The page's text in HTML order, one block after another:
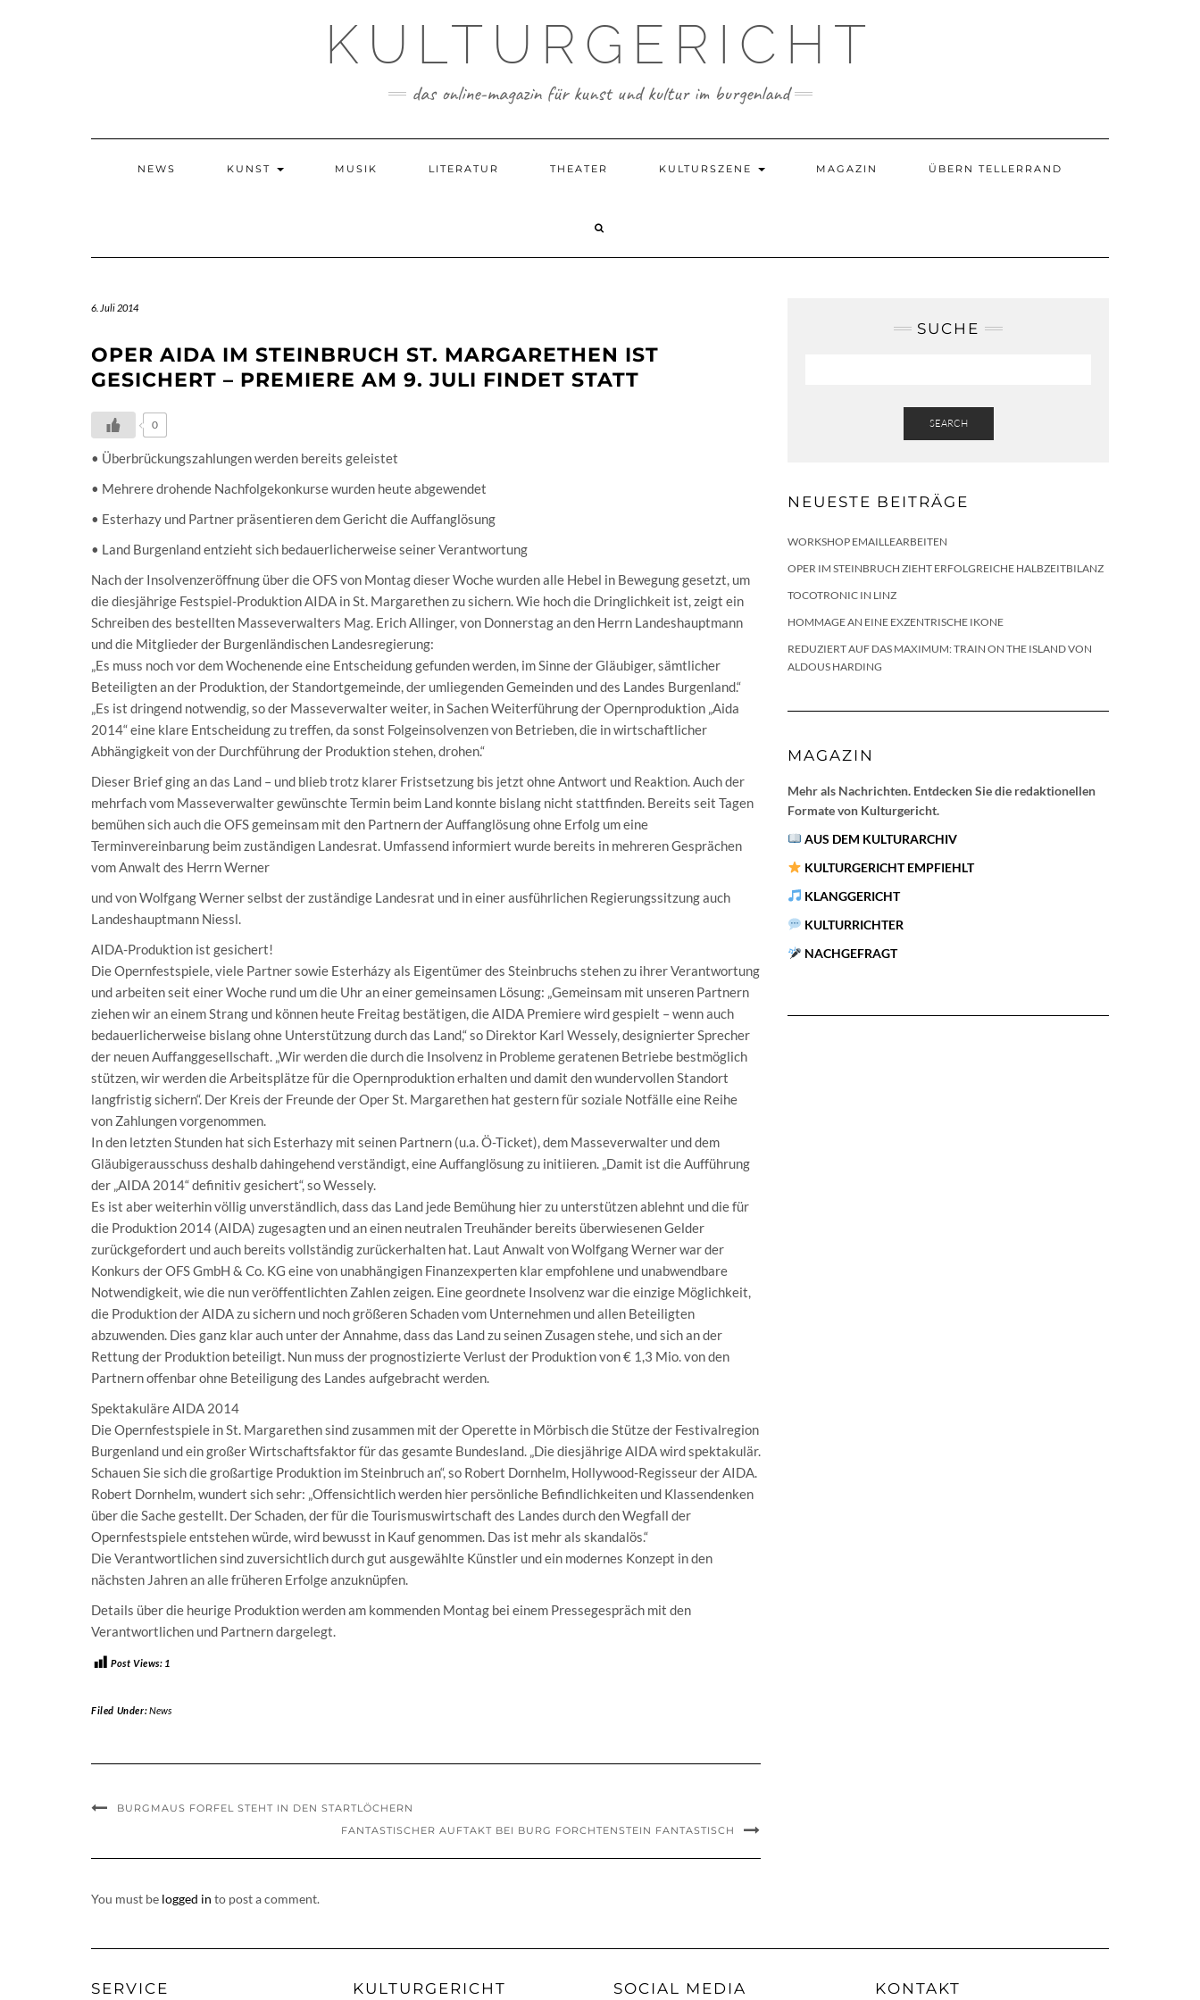
KULTURGERICHT
das online-magazin für kunst und kultur im burgenland
NEWS KUNST MUSIK LITERATUR THEATER KULTURSZENE MAGAZIN ÜBERN TELLERRAND
6. Juli 2014
OPER AIDA IM STEINBRUCH ST. MARGARETHEN IST
GESICHERT – PREMIERE AM 9. JULI FINDET STATT
0
• Überbrückungszahlungen werden bereits geleistet
• Mehrere drohende Nachfolgekonkurse wurden heute abgewendet
• Esterhazy und Partner präsentieren dem Gericht die Auffanglösung
• Land Burgenland entzieht sich bedauerlicherweise seiner Verantwortung
Nach der Insolvenzeröffnung über die OFS von Montag dieser Woche wurden alle Hebel in Bewegung gesetzt, um
die diesjährige Festspiel-Produktion AIDA in St. Margarethen zu sichern. Wie hoch die Dringlichkeit ist, zeigt ein
Schreiben des bestellten Masseverwalters Mag. Erich Allinger, von Donnerstag an den Herrn Landeshauptmann
und die Mitglieder der Burgenländischen Landesregierung:
„Es muss noch vor dem Wochenende eine Entscheidung gefunden werden, im Sinne der Gläubiger, sämtlicher
Beteiligten an der Produktion, der Standortgemeinde, der umliegenden Gemeinden und des Landes Burgenland.“
„Es ist dringend notwendig, so der Masseverwalter weiter, in Sachen Weiterführung der Opernproduktion „Aida
2014“ eine klare Entscheidung zu treffen, da sonst Folgeinsolvenzen von Betrieben, die in wirtschaftlicher
Abhängigkeit von der Durchführung der Produktion stehen, drohen.“
Dieser Brief ging an das Land – und blieb trotz klarer Fristsetzung bis jetzt ohne Antwort und Reaktion. Auch der
mehrfach vom Masseverwalter gewünschte Termin beim Land konnte bislang nicht stattfinden. Bereits seit Tagen
bemühen sich auch die OFS gemeinsam mit den Partnern der Auffanglösung ohne Erfolg um eine
Terminvereinbarung beim zuständigen Landesrat. Umfassend informiert wurde bereits in mehreren Gesprächen
vom Anwalt des Herrn Werner
und von Wolfgang Werner selbst der zuständige Landesrat und in einer ausführlichen Regierungssitzung auch
Landeshauptmann Niessl.
AIDA-Produktion ist gesichert!
Die Opernfestspiele, viele Partner sowie Esterházy als Eigentümer des Steinbruchs stehen zu ihrer Verantwortung
und arbeiten seit einer Woche rund um die Uhr an einer gemeinsamen Lösung: „Gemeinsam mit unseren Partnern
ziehen wir an einem Strang und können heute Freitag bestätigen, die AIDA Premiere wird gespielt – wenn auch
bedauerlicherweise bislang ohne Unterstützung durch das Land,“ so Direktor Karl Wessely, designierter Sprecher
der neuen Auffanggesellschaft. „Wir werden die durch die Insolvenz in Probleme geratenen Betriebe bestmöglich
stützen, wir werden die Arbeitsplätze für die Opernproduktion erhalten und damit den wundervollen Standort
langfristig sichern“. Der Kreis der Freunde der Oper St. Margarethen hat gestern für soziale Notfälle eine Reihe
von Zahlungen vorgenommen.
In den letzten Stunden hat sich Esterhazy mit seinen Partnern (u.a. Ö-Ticket), dem Masseverwalter und dem
Gläubigerausschuss deshalb dahingehend verständigt, eine Auffanglösung zu initiieren. „Damit ist die Aufführung
der „AIDA 2014“ definitiv gesichert“, so Wessely.
Es ist aber weiterhin völlig unverständlich, dass das Land jede Bemühung hier zu unterstützen ablehnt und die für
die Produktion 2014 (AIDA) zugesagten und an einen neutralen Treuhänder bereits überwiesenen Gelder
zurückgefordert und auch bereits vollständig zurückerhalten hat. Laut Anwalt von Wolfgang Werner war der
Konkurs der OFS GmbH & Co. KG eine von unabhängigen Finanzexperten klar empfohlene und unabwendbare
Notwendigkeit, wie die nun veröffentlichten Zahlen zeigen. Eine geordnete Insolvenz war die einzige Möglichkeit,
die Produktion der AIDA zu sichern und noch größeren Schaden vom Unternehmen und allen Beteiligten
abzuwenden. Dies ganz klar auch unter der Annahme, dass das Land zu seinen Zusagen stehe, und sich an der
Rettung der Produktion beteiligt. Nun muss der prognostizierte Verlust der Produktion von € 1,3 Mio. von den
Partnern offenbar ohne Beteiligung des Landes aufgebracht werden.
Spektakuläre AIDA 2014
Die Opernfestspiele in St. Margarethen sind zusammen mit der Operette in Mörbisch die Stütze der Festivalregion
Burgenland und ein großer Wirtschaftsfaktor für das gesamte Bundesland. „Die diesjährige AIDA wird spektakulär.
Schauen Sie sich die großartige Produktion im Steinbruch an“, so Robert Dornhelm, Hollywood-Regisseur der AIDA.
Robert Dornhelm, wundert sich sehr: „Offensichtlich werden hier persönliche Befindlichkeiten und Klassendenken
über die Sache gestellt. Der Schaden, der für die Tourismuswirtschaft des Landes durch den Wegfall der
Opernfestspiele entstehen würde, wird bewusst in Kauf genommen. Das ist mehr als skandalös.“
Die Verantwortlichen sind zuversichtlich durch gut ausgewählte Künstler und ein modernes Konzept in den
nächsten Jahren an alle früheren Erfolge anzuknüpfen.
Details über die heurige Produktion werden am kommenden Montag bei einem Pressegespräch mit den
Verantwortlichen und Partnern dargelegt.
Post Views: 1
Filed Under:News
BURGMAUS FORFEL STEHT IN DEN STARTLÖCHERN
FANTASTISCHER AUFTAKT BEI BURG FORCHTENSTEIN FANTASTISCH
You must be logged in to post a comment.
SUCHE
SEARCH
NEUESTE BEITRÄGE
WORKSHOP EMAILLEARBEITEN
OPER IM STEINBRUCH ZIEHT ERFOLGREICHE HALBZEITBILANZ
TOCOTRONIC IN LINZ
HOMMAGE AN EINE EXZENTRISCHE IKONE
REDUZIERT AUF DAS MAXIMUM: TRAIN ON THE ISLAND VON
ALDOUS HARDING
MAGAZIN
Mehr als Nachrichten. Entdecken Sie die redaktionellen
Formate von Kulturgericht.
AUS DEM KULTURARCHIV
KULTURGERICHT EMPFIEHLT
KLANGGERICHT
KULTURRICHTER
NACHGEFRAGT
SERVICE KULTURGERICHT SOCIAL MEDIA KONTAKT